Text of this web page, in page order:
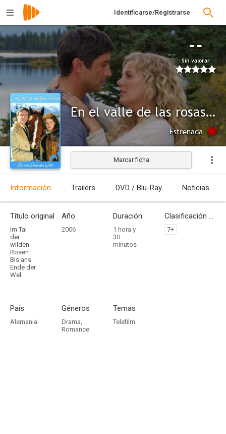
Identificarse/Registrarse
--
Sin valorar
En el valle de las rosas silvestres: Hasta el fin del mundo
Estrenada
Marcar ficha
Información Trailers DVD / Blu-Ray Noticias
Título original
Im Tal
der
wilden
Rosen:
Bis ans
Ende der
Wel
Año
2006
Duración
1 hora y
30
minutos
Clasificación por edades
7+
País
Alemania
Géneros
Drama,
Romance
Temas
Telefilm